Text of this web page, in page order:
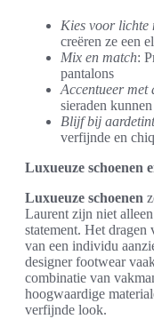
Kies voor lichte
creëren ze een
Mix en match:
pantalons
Accentueer met
sieraden
Blijf bij
verfijnde en
Luxueuze schoenen
Luxueuze schoenen
Laurent zijn niet
statement. Het dragen
van een individu
designer footwear
combinatie van
hoogwaardige
verfijnde look.